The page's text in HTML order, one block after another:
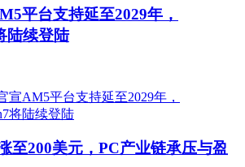
平台支持延至2029年，
陆续登陆
至200美元，PC产业链承压与盈